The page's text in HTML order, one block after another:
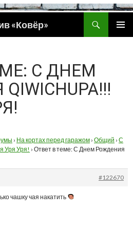
«Ковёр»
С ДНЕМ
› На кортах перед гаражом › Общий › С
Уря Уря! › Ответ в теме: С Днем Рождения
#122670
чашку чая накатить